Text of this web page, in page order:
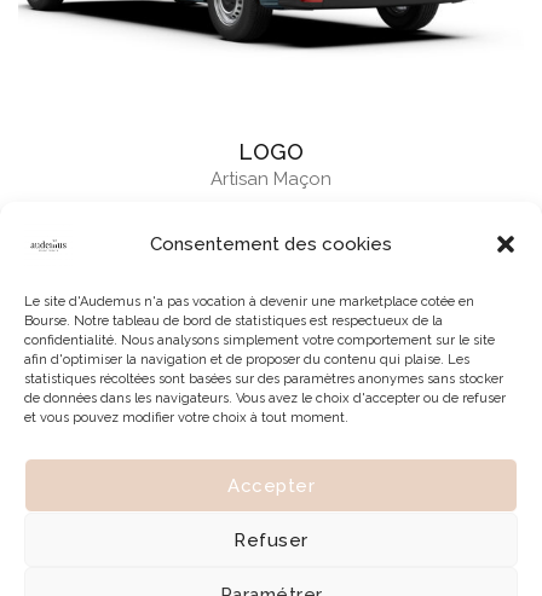
Consentement des cookies
Le site d'Audemus n'a pas vocation à devenir une marketplace cotée en
Bourse. Notre tableau de bord de statistiques est respectueux de la
confidentialité. Nous analysons simplement votre comportement sur le site
afin d'optimiser la navigation et de proposer du contenu qui plaise. Les
statistiques récoltées sont basées sur des paramètres anonymes sans stocker
de données dans les navigateurs. Vous avez le choix d'accepter ou de refuser
et vous pouvez modifier votre choix à tout moment.
Accepter
Refuser
LOGO
Artisan Maçon
© 2026 | Tous droits réservés à Audemus